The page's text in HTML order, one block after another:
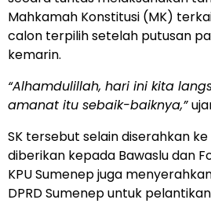
Mahkamah Konstitusi (MK)
calon terpilih setelah putusan
kemarin.
“Alhamdulillah, hari ini kita
amanat itu sebaik-baiknya,”
SK tersebut selain diserahkan
diberikan kepada Bawaslu dan
KPU Sumenep juga
DPRD Sumenep untuk